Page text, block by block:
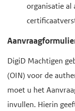
organisatie al
DigiD Machtigen
(OIN) voor de
moet u het
invullen. Hierin